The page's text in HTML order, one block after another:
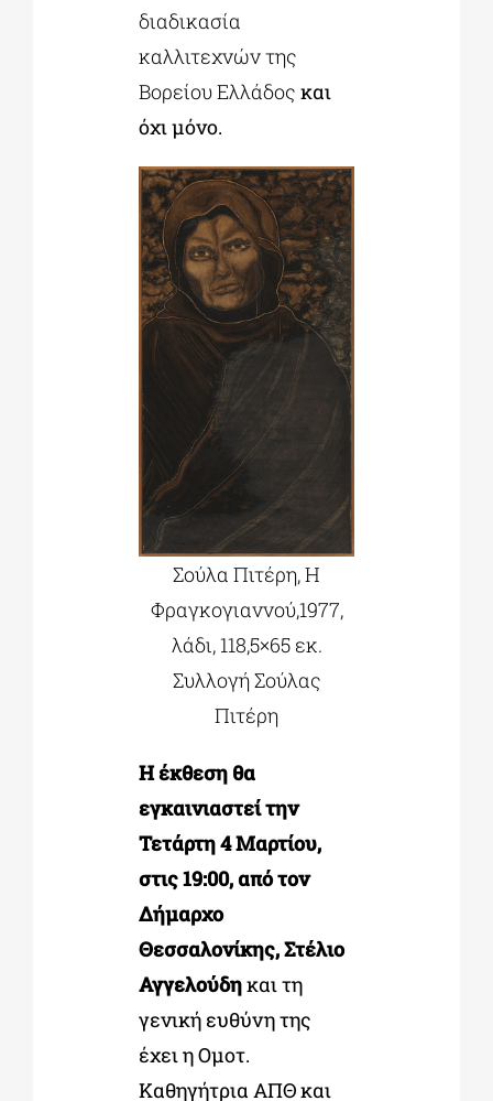
διαδικασία
καλλιτεχνών της
Βορείου Ελλάδος και
όχι μόνο.
Σούλα Πιτέρη, Η
Φραγκογιαννού,1977,
λάδι, 118,5×65 εκ.
Συλλογή Σούλας
Πιτέρη
Η έκθεση θα
εγκαινιαστεί την
Τετάρτη 4 Μαρτίου,
στις 19:00,από τον
Δήμαρχο
Θεσσαλονίκης, Στέλιο
Αγγελούδηκαι τη
γενική ευθύνη της
έχει η Ομοτ.
Καθηγήτρια ΑΠΘ και